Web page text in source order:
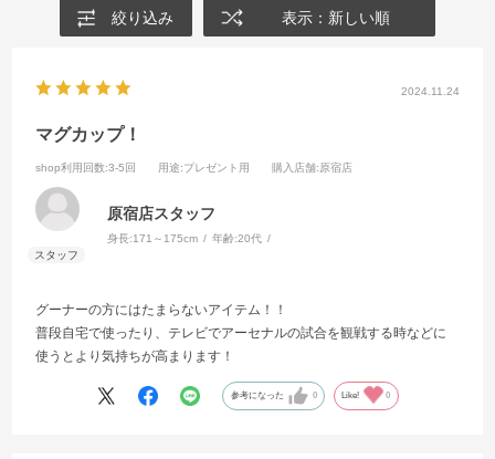
絞り込み 表示：新しい順
2024.11.24
マグカップ！
shop利用回数:3-5回 用途:プレゼント用 購入店舗:原宿店
原宿店スタッフ
身長:171～175cm 年齢:20代
グーナーの方にはたまらないアイテム！！
普段自宅で使ったり、テレビでアーセナルの試合を観戦する時などに
使うとより気持ちが高まります！
参考になった 0 Like! 0